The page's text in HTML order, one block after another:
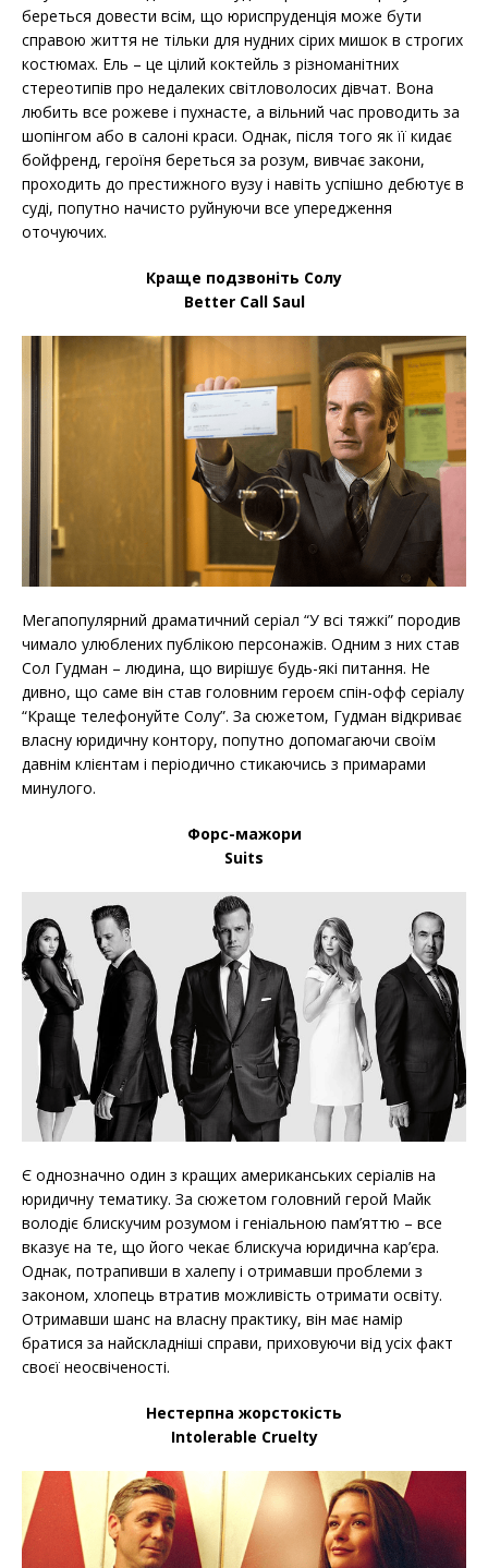
береться довести всім, що юриспруденція може бути
справою життя не тільки для нудних сірих мишок в строгих
костюмах. Ель – це цілий коктейль з різноманітних
стереотипів про недалеких світловолосих дівчат. Вона
любить все рожеве і пухнасте, а вільний час проводить за
шопінгом або в салоні краси. Однак, після того як її кидає
бойфренд, героїня береться за розум, вивчає закони,
проходить до престижного вузу і навіть успішно дебютує в
суді, попутно начисто руйнуючи все упередження
оточуючих.
Краще подзвоніть Солу
Better Call Saul
Мегапопулярний драматичний серіал “У всі тяжкі” породив
чимало улюблених публікою персонажів. Одним з них став
Сол Гудман – людина, що вирішує будь-які питання. Не
дивно, що саме він став головним героєм спін-офф серіалу
“Краще телефонуйте Солу”. За сюжетом, Гудман відкриває
власну юридичну контору, попутно допомагаючи своїм
давнім клієнтам і періодично стикаючись з примарами
минулого.
Форс-мажори
Suits
Є однозначно один з кращих американських серіалів на
юридичну тематику. За сюжетом головний герой Майк
володіє блискучим розумом і геніальною пам’яттю – все
вказує на те, що його чекає блискуча юридична кар’єра.
Однак, потрапивши в халепу і отримавши проблеми з
законом, хлопець втратив можливість отримати освіту.
Отримавши шанс на власну практику, він має намір
братися за найскладніші справи, приховуючи від усіх факт
своєї неосвіченості.
Нестерпна жорстокість
Intolerable Cruelty